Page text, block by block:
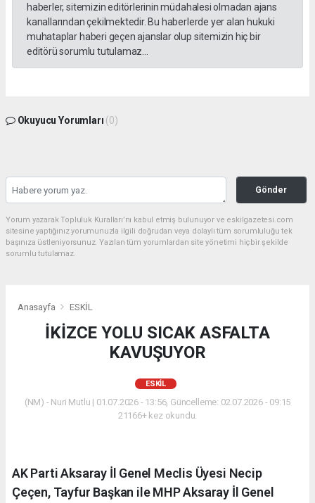
haberler, sitemizin editörlerinin müdahalesi olmadan ajans
kanallarından çekilmektedir. Bu haberlerde yer alan hukuki
muhataplar haberi geçen ajanslar olup sitemizin hiç bir
editörü sorumlu tutulamaz...
Okuyucu Yorumları (0)
Gönder
Yorum yazarak Topluluk Kuralları’nı kabul etmiş bulunuyor ve eskilgazetesi.com
sitesine yaptığınız yorumunuzla ilgili doğrudan veya dolaylı tüm sorumluluğu tek
başınıza üstleniyorsunuz. Yazılan tüm yorumlardan site yönetimi hiçbir şekilde
sorumlu tutulamaz.
Anasayfa ESKİL
İKİZCE YOLU SICAK ASFALTA
KAVUŞUYOR
ESKİL
(NM) - Nuri Mutlu | 01.07.2026 - 13:56, Güncelleme: 02.07.2026 - 09:15
21166+ kez okundu.
AK Parti Aksaray İl Genel Meclis Üyesi Necip
Çeçen, Tayfur Başkan ile MHP Aksaray İl Genel